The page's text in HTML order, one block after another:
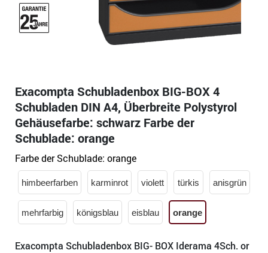
Exacompta Schubladenbox BIG-BOX 4
Schubladen DIN A4, Überbreite Polystyrol
Gehäusefarbe: schwarz Farbe der
Schublade: orange
Farbe der Schublade: orange
himbeerfarben karminrot violett türkis anisgrün
mehrfarbig königsblau eisblau orange
Exacompta Schubladenbox BIG- BOX Iderama 4Sch. or